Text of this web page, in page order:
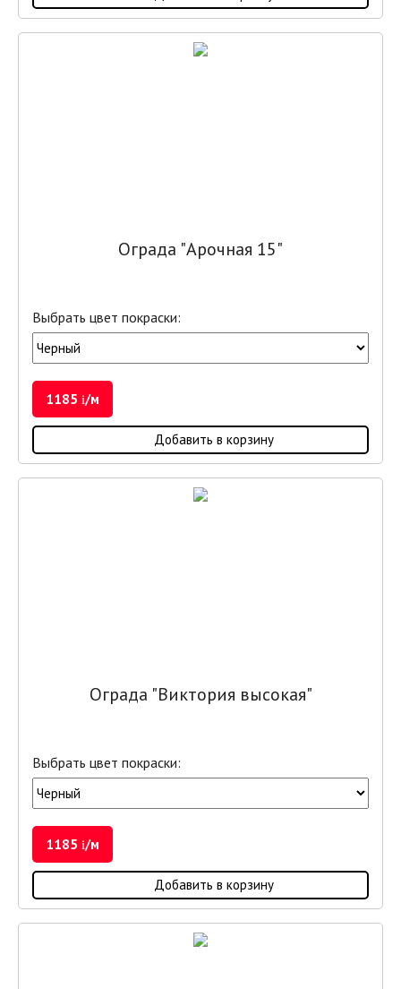
Ограда "Арочная 15"
Выбрать цвет покраски:
1185 i/м
Добавить в корзину
Ограда "Виктория высокая"
Выбрать цвет покраски:
1185 i/м
Добавить в корзину